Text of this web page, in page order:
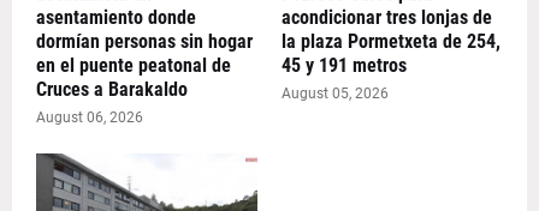
asentamiento donde
dormían personas sin hogar
en el puente peatonal de
Cruces a Barakaldo
August 06, 2026
acondicionar tres lonjas de
la plaza Pormetxeta de 254,
45 y 191 metros
August 05, 2026